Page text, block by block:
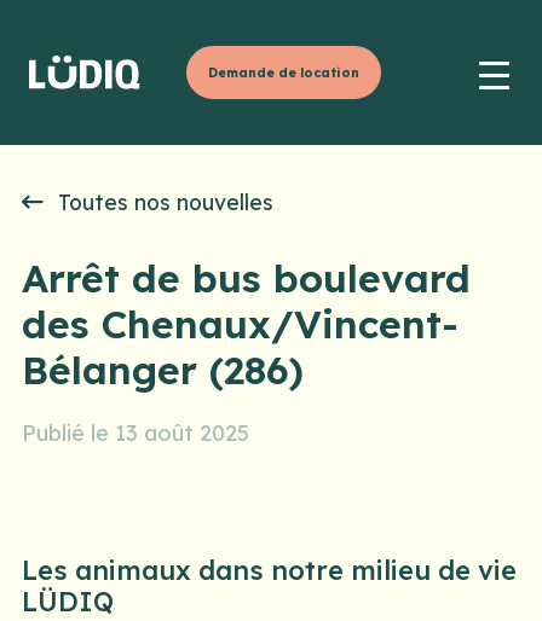
Demande de location
Toutes nos nouvelles
Arrêt de bus boulevard
des Chenaux/Vincent-
Bélanger (286)
Publié le 13 août 2025
Les animaux dans notre milieu de vie
LÜDIQ